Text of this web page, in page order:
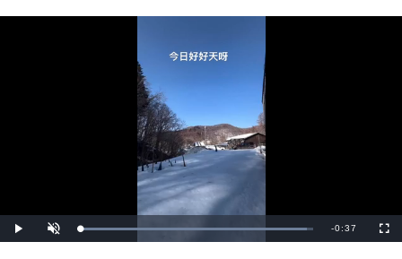
Play Unmute Loaded:
97.30%
Remaining
-0:37